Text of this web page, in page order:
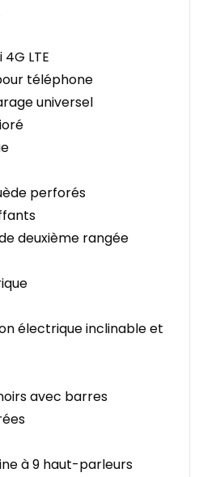
LTE
téléphone
universel
perforés
deuxième rangée
électrique inclinable et
avec barres
à 9 haut-parleurs